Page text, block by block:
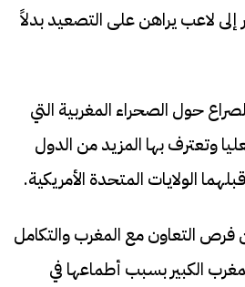
إلى لاعب يراهن على التصعيد بدلاً
حول الصحراء المغربية التي
وتعترف بها المزيد من الدول
الولايات المتحدة الأمريكية.
فرص التعاون مع المغرب والتكامل
الكبير بسبب أطماعها في